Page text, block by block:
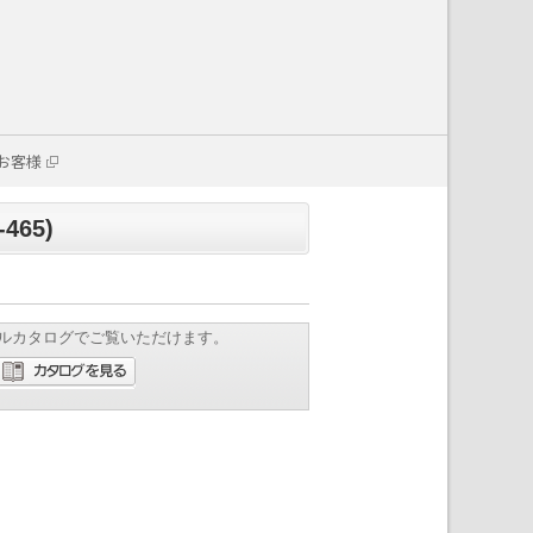
客様
カタログでご覧いただけます。